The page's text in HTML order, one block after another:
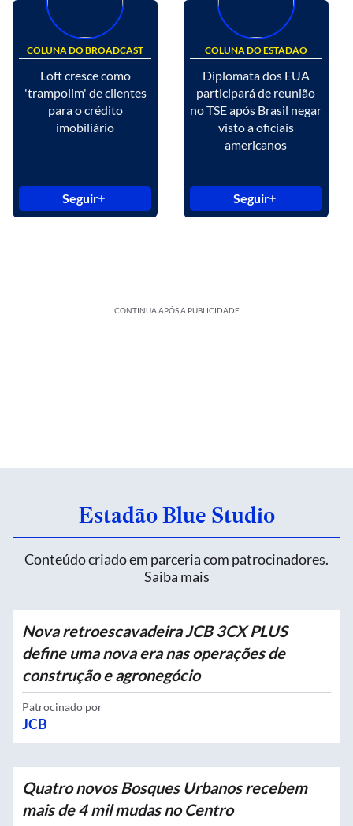
COLUNA DO BROADCAST
Loft cresce como
'trampolim' de clientes
para o crédito
imobiliário
Seguir
COLUNA DO ESTADÃO
Diplomata dos EUA
participará de reunião
no TSE após Brasil negar
visto a oficiais
americanos
Seguir
CONTINUA APÓS A PUBLICIDADE
Estadão Blue Studio
Conteúdo criado em parceria com patrocinadores.
Saiba mais
Nova retroescavadeira JCB 3CX PLUS
define uma nova era nas operações de
construção e agronegócio
Patrocinado por
JCB
Quatro novos Bosques Urbanos recebem
mais de 4 mil mudas no Centro